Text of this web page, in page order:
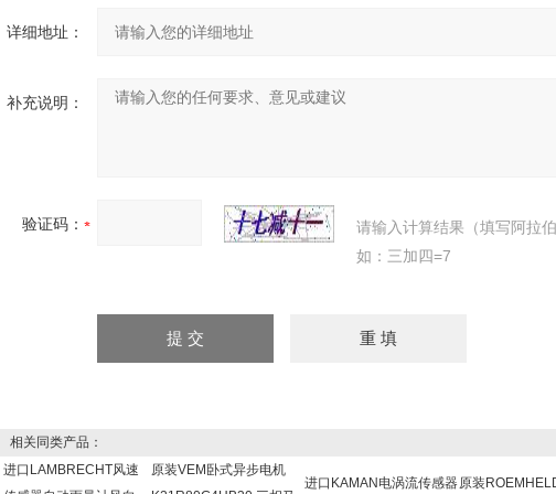
详细地址：
补充说明：
验证码：
请输入计算结果（填写阿拉伯
如：三加四=7
相关同类产品：
进口LAMBRECHT风速
原装VEM卧式异步电机
进口KAMAN电涡流传感器原装